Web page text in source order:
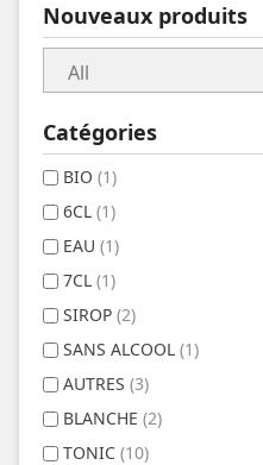
Nouveaux produits
Catégories
BIO (1)
6CL (1)
EAU (1)
7CL (1)
SIROP (2)
SANS ALCOOL (1)
AUTRES (3)
BLANCHE (2)
TONIC (10)